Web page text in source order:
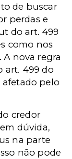
de buscar
perdas e
do art. 499
como nos
A nova regra
art. 499 do
afetado pelo
credor
dúvida,
na parte
não pode